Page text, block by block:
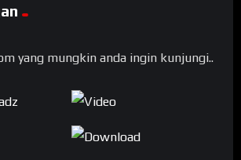
yang mungkin anda ingin kunjungi..